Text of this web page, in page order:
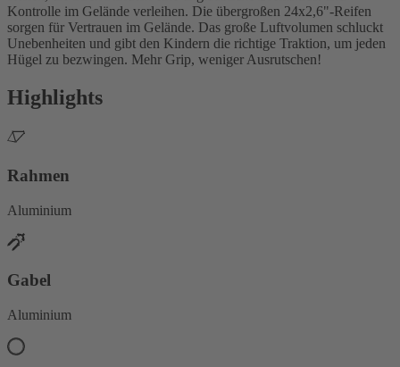
Kontrolle im Gelände verleihen. Die übergroßen 24x2,6"-Reifen
sorgen für Vertrauen im Gelände. Das große Luftvolumen schluckt
Unebenheiten und gibt den Kindern die richtige Traktion, um jeden
Hügel zu bezwingen. Mehr Grip, weniger Ausrutschen!
Highlights
Rahmen
Aluminium
Gabel
Aluminium